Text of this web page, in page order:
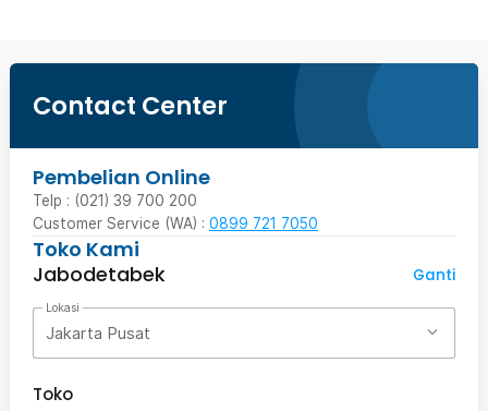
Contact Center
Pembelian Online
Telp : (021) 39 700 200
Customer Service (WA) : 0899 721 7050
Toko Kami
Jabodetabek
Ganti
Lokasi
Jakarta Pusat
Toko